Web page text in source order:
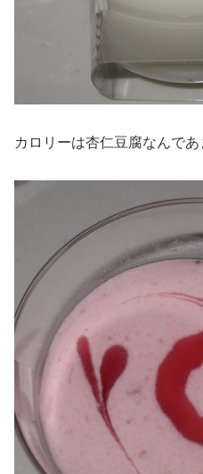
カロリーは杏仁豆腐なんであ